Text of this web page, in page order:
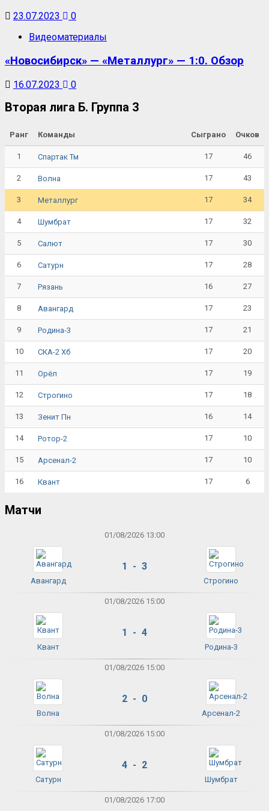
23.07.2023
0
Видеоматериалы
«Новосибирск» — «Металлург» — 1:0. Обзор
16.07.2023 0
Вторая лига Б. Группа 3
Ранг Команды Сыграно Очков
1 Спартак Тм 17 46
2 Волна 17 43
3 Металлург 17 34
4 Шумбрат 17 32
5 Салют 17 30
6 Сатурн 17 28
7 Рязань 16 27
8 Авангард 17 23
9 Родина-3 17 21
10 СКА-2 Хб 17 20
11 Орёл 17 19
12 Строгино 17 18
13 Зенит Пн 16 14
14 Ротор-2 17 10
15 Арсенал-2 17 10
16 Квант 17 6
Матчи
01/08/2026 13:00
Авангард
1 - 3
Строгино
01/08/2026 15:00
Квант
1 - 4
Родина-3
01/08/2026 15:00
Волна
2 - 0
Арсенал-2
01/08/2026 15:00
Сатурн
4 - 2
Шумбрат
01/08/2026 17:00